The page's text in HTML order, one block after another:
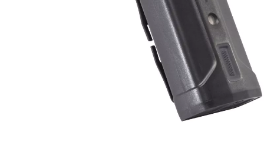
Når natten falder på de alpine stier, eller daggryet
bryder frem under et ultra-trail løb, er energi din mest
værdifulde allierede. Det er her, atden genopladelige
Black Diamond
træder ind på
scenen som en trofast følgesvend, klar til at ledsage dig
på dine natlige eventyr. Sig farvel til uventede lysudfald